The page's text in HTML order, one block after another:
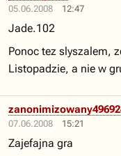
05.06.2008 12:47
Jade.102
Ponoc tez slyszalem,
Listopadzie, a nie w
07.06.2008 15:21
Zajefajna gra